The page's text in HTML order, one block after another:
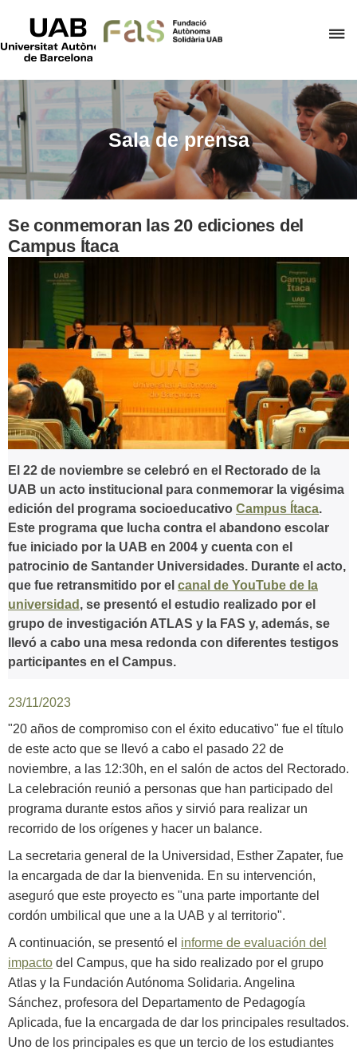
el
Sala de prensa
Se conmemoran las 20 ediciones del
Campus Ítaca
El 22 de noviembre se celebró en el Rectorado de la
UAB un acto institucional para conmemorar la vigésima
edición del programa socioeducativo Campus Ítaca.
Este programa que lucha contra el abandono escolar
fue iniciado por la UAB en 2004 y cuenta con el
patrocinio de Santander Universidades. Durante el acto,
que fue retransmitido por el canal de YouTube de la
universidad , se presentó el estudio realizado por el
grupo de investigación ATLAS y la FAS y, además, se
llevó a cabo una mesa redonda con diferentes testigos
participantes en el Campus.
23/11/2023
"20 años de compromiso con el éxito educativo" fue el título
de este acto que se llevó a cabo el pasado 22 de
noviembre, a las 12:30h, en el salón de actos del Rectorado.
La celebración reunió a personas que han participado del
programa durante estos años y sirvió para realizar un
recorrido de los orígenes y hacer un balance.
La secretaria general de la Universidad, Esther Zapater, fue
la encargada de dar la bienvenida. En su intervención,
aseguró que este proyecto es "una parte importante del
cordón umbilical que une a la UAB y al territorio".
A continuación, se presentó el informe de evaluación del
impacto del Campus, que ha sido realizado por el grupo
Atlas y la Fundación Autónoma Solidaria. Angelina
Sánchez, profesora del Departamento de Pedagogía
Aplicada, fue la encargada de dar los principales resultados.
Uno de los principales es que un tercio de los estudiantes